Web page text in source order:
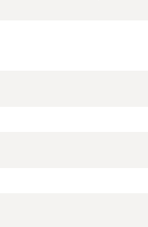
battery terminals and